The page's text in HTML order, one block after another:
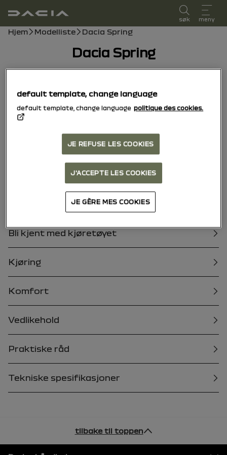
brukerhåndbok
søk meny
Brødsmulesti
Hjem Modelliste Dacia Spring
Dacia Spring
Utforsk Manual Advarsellys pdf-håndbok Søk
Legg til i favoritter
Del
Ditt varsel
Velkommen til ditt kjøretøy
Bli kjent med kjøretøyet
Kjøring
Komfort
Vedlikehold
Praktiske råd
Tekniske spesifikasjoner
tilbake til toppen
Bunntekst
default template, change language
default template, change language politique des cookies.
JE REFUSE LES COOKIES
J'ACCEPTE LES COOKIES
JE GÈRE MES COOKIES